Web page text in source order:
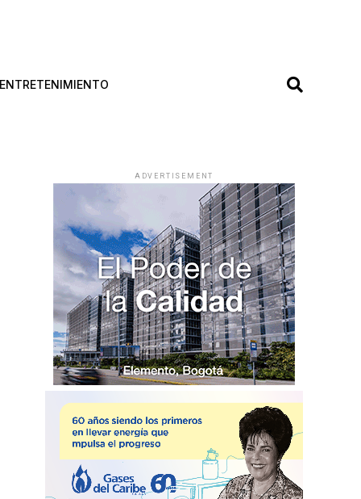
ENTRETENIMIENTO
ADVERTISEMENT